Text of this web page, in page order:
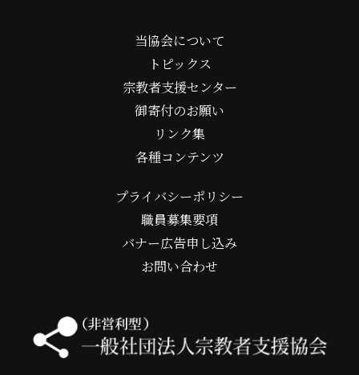
当協会について
トピックス
宗教者支援センター
御寄付のお願い
リンク集
各種コンテンツ
プライバシーポリシー
職員募集要項
バナー広告申し込み
お問い合わせ